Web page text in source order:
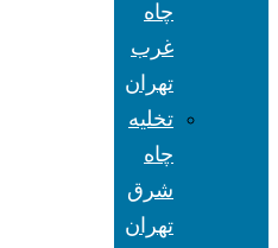
چاه
غرب
تهران
تخلیه
چاه
شرق
تهران